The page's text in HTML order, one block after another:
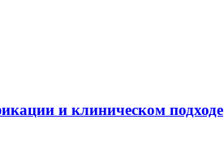
и клиническом подходе